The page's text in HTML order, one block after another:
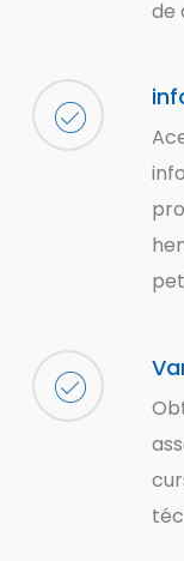
de